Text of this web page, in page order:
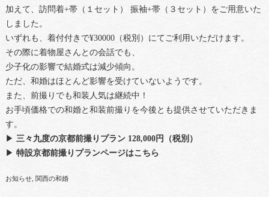
加えて、訪問着+帯（１セット） 振袖+帯（３セット）をご用意いた
しました。
いずれも、着付付きで¥30000（税別）にてご利用いただけます。
その際に着物屋さんとの会話でも、
少子化の影響で結婚式は減少傾向。
ただ、和婚はほとんど影響を受けていないようです。
また、前撮りでも和装人気は継続中！
お手頃価格での和婚と和装前撮りを今後とも提供させていただきま
す。
▶ 三々九度の京都前撮りプラン 128,000円（税別）
▶ 特設京都前撮りプランページはこちら
お知らせ 関西の和婚